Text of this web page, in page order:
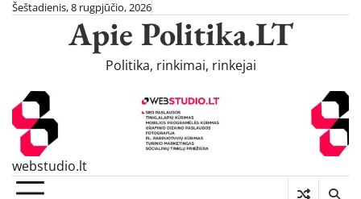
SkipŠeštadienis, 8 rugpjūčio, 2026
Apie Politika.LT
Politika, rinkimai, rinkejai
webstudio.lt